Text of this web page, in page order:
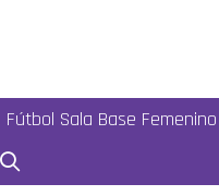
Fútbol Sala Base Femenino